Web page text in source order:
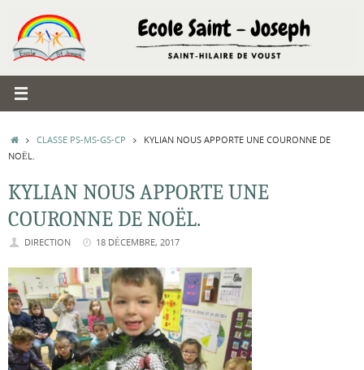
contenu
ACCUEIL
CLASSE PS-MS-GS-CP
KYLIAN NOUS APPORTE UNE COURONNE DE
NOËL.
KYLIAN NOUS APPORTE UNE
COURONNE DE NOËL.
DIRECTION 18 DÉCEMBRE, 2017